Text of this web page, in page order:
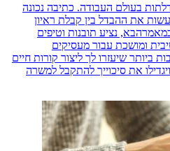
בעולם העבודה. כתיבה נכונה
את ההבדל בין קבלת ראיון
נציע תובנות וטיפים
ומושכת עבור מעסיקים
ביותר שיעזרו לך ליצור קורות חיים
את סיכוייך להתקבל למשרה